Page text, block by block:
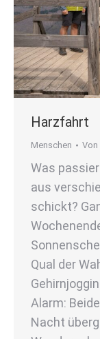
Harzfahrt
Menschen Von
Was
aus
schickt?
Qual der
Alarm:
Nacht